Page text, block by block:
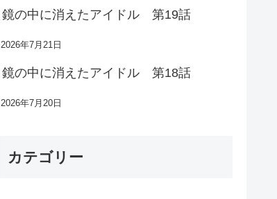
鏡の中に消えたアイドル 第19話
2026年7月21日
鏡の中に消えたアイドル 第18話
2026年7月20日
カテゴリー